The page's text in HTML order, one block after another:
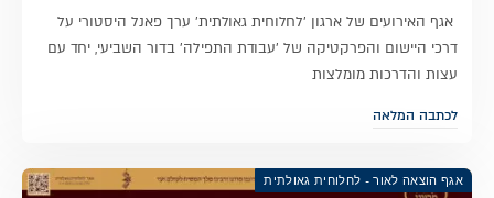
אגף האירועים של ארגון 'לחלוחית גאולתית' ערך פאנל היסטורי על
דרכי היישום והפרקטיקה של 'עבודת התפילה' בדור השביעי, יחד עם
עצות והדרכות מומלצות
לכתבה המלאה
אגף הוצאה לאור - לחלוחית גאולתית